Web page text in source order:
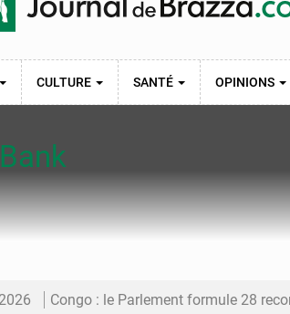
CULTURE SANTÉ OPINIONS
Congo : le Parlement formule 28